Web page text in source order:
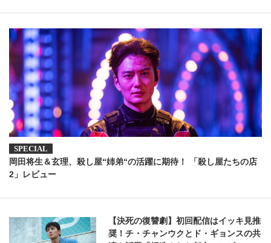
岡田将生＆玄理、殺し屋“姉弟“の活躍に期待！ 「殺し屋たちの店
2」レビュー
【決死の復讐劇】初回配信はイッキ見推
奨！チ・チャンウクとド・ギョンスの共